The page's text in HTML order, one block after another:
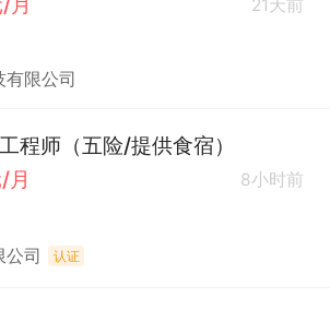
21天前
限公司
程师（五险/提供食宿）
8小时前
司 认证